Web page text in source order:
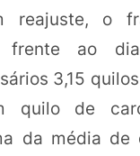
reajuste, o
frente ao
3,15
quilo de
da média de